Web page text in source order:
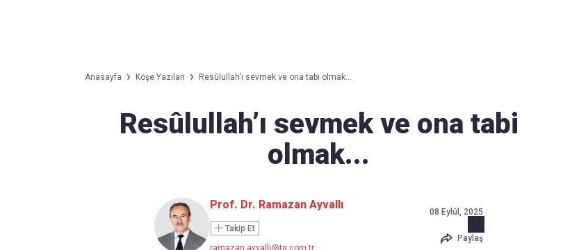
Favori mecralarınızda haber
Anasayfa Köşe Yazıları Resûlullah’ı sevmek ve ona tabi olmak...
Resûlullah’ı sevmek ve ona tabi
olmak...
Prof. Dr. Ramazan Ayvallı
Takip Et
ramazan.ayvalli@tg.com.tr
08 Eylül, 2025
Paylaş